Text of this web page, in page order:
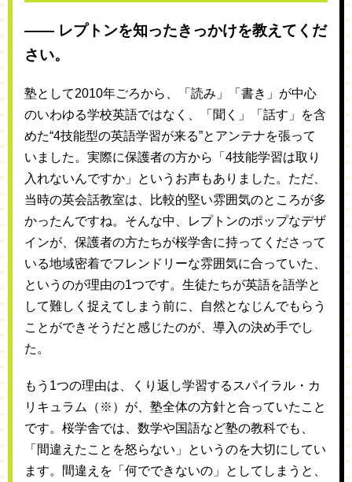
―― レプトンを知ったきっかけを教えてくだ
さい。
塾として2010年ごろから、「読み」「書き」が中心
のいわゆる学校英語ではなく、「聞く」「話す」を含
めた“4技能型の英語学習が来る”とアンテナを張って
いました。実際に保護者の方から「4技能学習は取り
入れないんですか」というお声もありました。ただ、
当時の英会話教室は、比較的堅い雰囲気のところが多
かったんですね。そんな中、レプトンのポップなデザ
インが、保護者の方たちが桜学舎に持ってくださって
いる地域密着でフレンドリーな雰囲気に合っていた、
というのが理由の1つです。生徒たちが英語を語学と
して難しく捉えてしまう前に、自然となじんでもらう
ことができそうだと感じたのが、導入の決め手でし
た。
もう1つの理由は、くり返し学習するスパイラル・カ
リキュラム（※）が、塾全体の方針と合っていたこと
です。桜学舎では、数学や国語など塾の教科でも、
「間違えたことを怒らない」というのを大切にしてい
ます。間違えを「何でできないの」としてしまうと、